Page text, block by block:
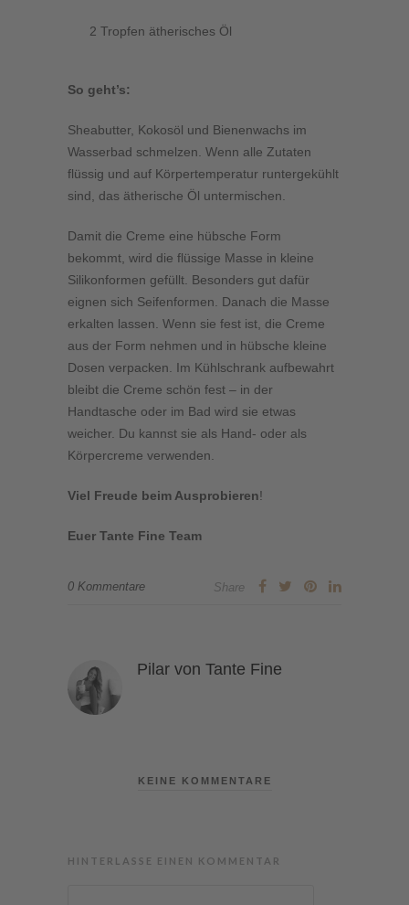
2 Tropfen ätherisches Öl
So geht’s:
Sheabutter, Kokosöl und Bienenwachs im
Wasserbad schmelzen. Wenn alle Zutaten
flüssig und auf Körpertemperatur runtergekühlt
sind, das ätherische Öl untermischen.
Damit die Creme eine hübsche Form
bekommt, wird die flüssige Masse in kleine
Silikonformen gefüllt. Besonders gut dafür
eignen sich Seifenformen. Danach die Masse
erkalten lassen. Wenn sie fest ist, die Creme
aus der Form nehmen und in hübsche kleine
Dosen verpacken. Im Kühlschrank aufbewahrt
bleibt die Creme schön fest – in der
Handtasche oder im Bad wird sie etwas
weicher. Du kannst sie als Hand- oder als
Körpercreme verwenden.
Viel Freude beim Ausprobieren!
Euer Tante Fine Team
0 Kommentare Share
Pilar von Tante Fine
KEINE KOMMENTARE
HINTERLASSE EINEN KOMMENTAR